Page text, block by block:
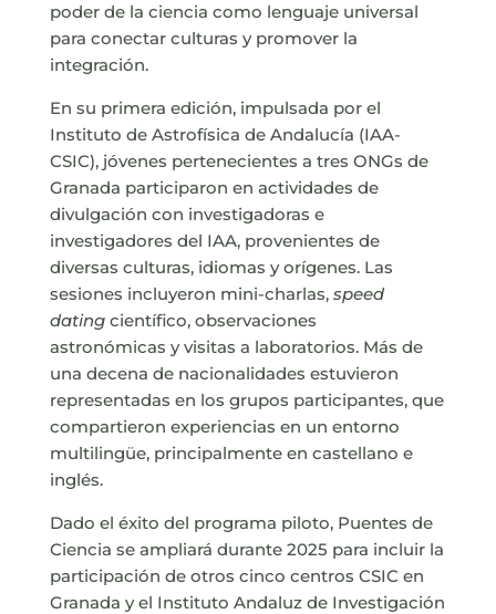
poder de la ciencia como lenguaje universal
para conectar culturas y promover la
integración.
En su primera edición, impulsada por el
Instituto de Astrofísica de Andalucía (IAA-
CSIC), jóvenes pertenecientes a tres ONGs de
Granada participaron en actividades de
divulgación con investigadoras e
investigadores del IAA, provenientes de
diversas culturas, idiomas y orígenes. Las
sesiones incluyeron mini-charlas, speed
datingcientífico, observaciones
astronómicas y visitas a laboratorios. Más de
una decena de nacionalidades estuvieron
representadas en los grupos participantes, que
compartieron experiencias en un entorno
multilingüe, principalmente en castellano e
inglés.
Dado el éxito del programa piloto, Puentes de
Ciencia se ampliará durante 2025 para incluir la
participación de otros cinco centros CSIC en
Granada y el Instituto Andaluz de Investigación